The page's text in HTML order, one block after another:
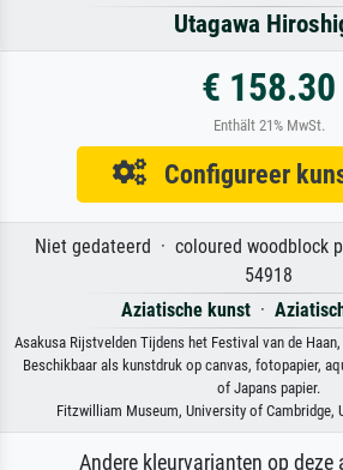
Utagawa
€ 158.30
Enthält 21% MwSt.
Configureer
Niet gedateerd · coloured woodblock
54918
Aziatische kunst·
Asakusa Rijstvelden Tijdens het Festival van de Haan,
Beschikbaar als kunstdruk op canvas, fotopapier,
of Japans papier.
Fitzwilliam Museum, University of Cambridge,
Andere kleurvarianten op deze